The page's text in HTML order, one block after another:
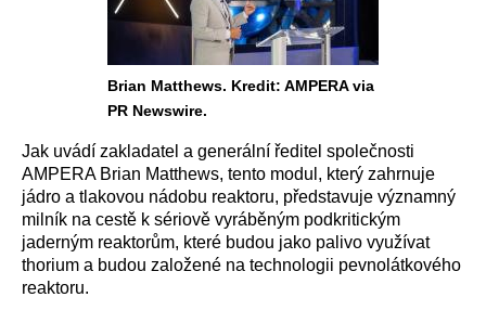
Brian Matthews. Kredit: AMPERA via
PR Newswire.
Jak uvádí zakladatel a generální ředitel společnosti
AMPERA Brian Matthews, tento modul, který zahrnuje
jádro a tlakovou nádobu reaktoru, představuje významný
milník na cestě k sériově vyráběným podkritickým
jaderným reaktorům, které budou jako palivo využívat
thorium a budou založené na technologii pevnolátkového
reaktoru.